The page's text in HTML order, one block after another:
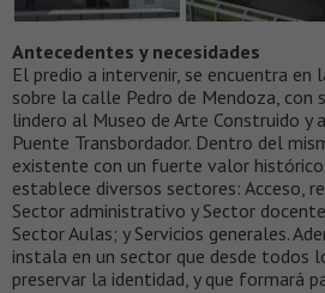
Antecedentes y necesidades
El predio a intervenir, se encuentra en
sobre la calle Pedro de Mendoza, con
lindero al Museo de Arte Construido y
Puente Transbordador. Dentro del
existente con un fuerte valor
establece diversos sectores: Acceso,
Sector administrativo y Sector
Sector Aulas; y Servicios generales.
instala en un sector que desde todos
preservar la identidad, y que formará